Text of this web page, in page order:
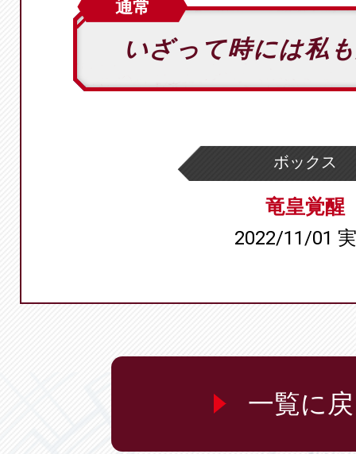
通常
いざって時には私
ボックス
竜皇覚醒
2022/11/01
一覧に